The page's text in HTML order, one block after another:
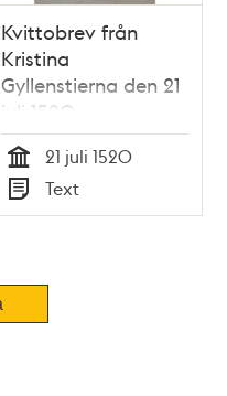
Kvittobrev från
Kristina
Gyllenstierna den 21
juli 1520
Tid
21 juli 1520
Typ
Text